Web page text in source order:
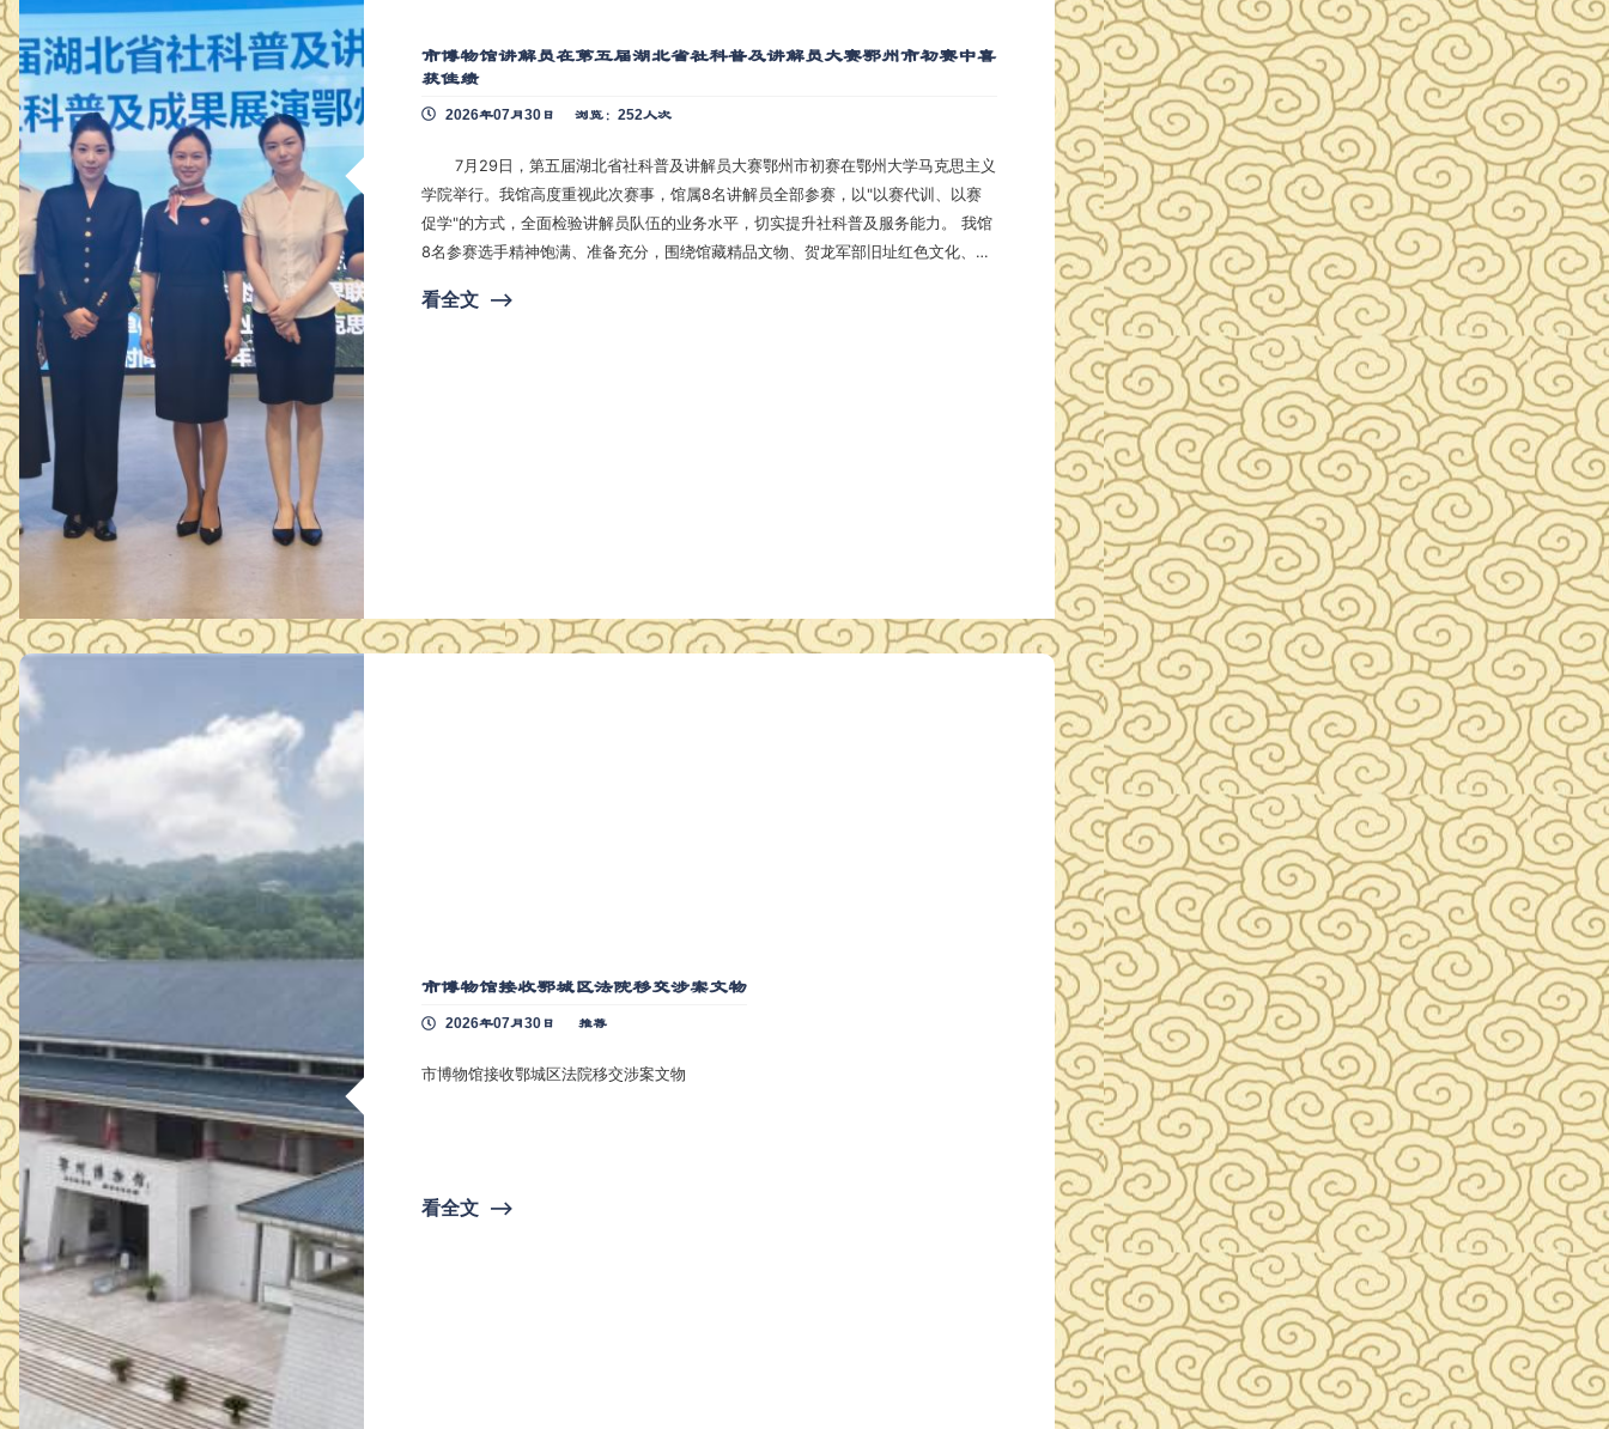
市博物馆讲解员在第五届湖北省社科普及讲解员大赛鄂州市初赛中喜
获佳绩
2026年07月30日 浏览：252人次
7月29日，第五届湖北省社科普及讲解员大赛鄂州市初赛在鄂州大学马克思主义
学院举行。我馆高度重视此次赛事，馆属8名讲解员全部参赛，以"以赛代训、以赛
促学"的方式，全面检验讲解员队伍的业务水平，切实提升社科普及服务能力。 我馆
8名参赛选手精神饱满、准备充分，围绕馆藏精品文物、贺龙军部旧址红色文化、鄂
鄂州博物馆讲解队伍的良好精神风貌和专业素养。赛前，我馆围绕大赛要求，组织
看全文 ⟶
市博物馆接收鄂城区法院移交涉案文物
2026年07月30日 推荐
市博物馆接收鄂城区法院移交涉案文物
看全文 ⟶